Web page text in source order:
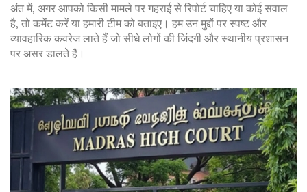
अंत में, अगर आपको किसी मामले पर गहराई से रिपोर्ट चाहिए या कोई सवाल
है, तो कमेंट करें या हमारी टीम को बताइए। हम उन मुद्दों पर स्पष्ट और
व्यावहारिक कवरेज लाते हैं जो सीधे लोगों की जिंदगी और स्थानीय प्रशासन
पर असर डालते हैं।